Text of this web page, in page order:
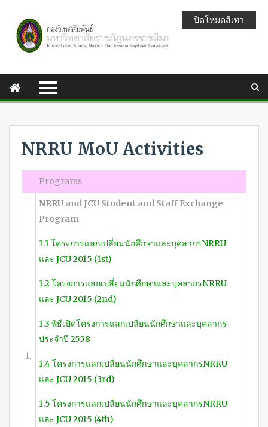
NRRU MoU Activities
Programs
1.
NRRU and JCU Student and Staff Exchange
Program
1.1 โครงการแลกเปลี่ยนนักศึกษาและบุคลากรNRRU
และ JCU 2015 (1st)
1.2 โครงการแลกเปลี่ยนนักศึกษาและบุคลากรNRRU
และ JCU 2015 (2nd)
1.3 พิธีเปิดโครงการแลกเปลี่ยนนักศึกษาและบุคลากร
ประจำปี 2558
1.4 โครงการแลกเปลี่ยนนักศึกษาและบุคลากรNRRU
และ JCU 2015 (3rd)
1.5 โครงการแลกเปลี่ยนนักศึกษาและบุคลากรNRRU
และ JCU 2015 (4th)
ปิดโหมดสีเทา